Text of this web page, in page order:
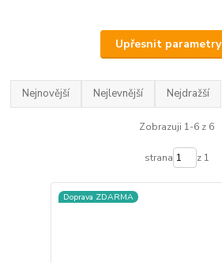
Upřesnit parametry
Nejnovější Nejlevnější Nejdražší
Zobrazuji 1-6 z 6
strana z 1
Doprava ZDARMA